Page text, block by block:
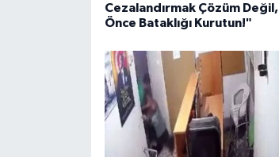
Cezalandırmak Çözüm Değil,
Önce Bataklığı Kurutun!"